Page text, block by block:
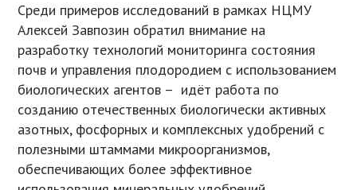
Среди примеров исследований в рамках НЦМУ
Алексей Завпозин обратил внимание на
разработку технологий мониторинга состояния
почв и управления плодородием с использованием
биологических агентов – идёт работа по
созданию отечественных биологически активных
азотных, фосфорных и комплексных удобрений с
полезными штаммами микроорганизмов,
обеспечивающих более эффективное